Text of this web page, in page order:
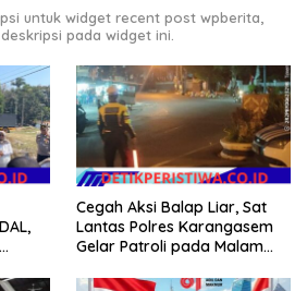
untuk widget recent post wpberita,
pada widget ini.
Cegah Aksi Balap Liar, Sat
Lantas Polres Karangasem
Gelar Patroli pada Malam